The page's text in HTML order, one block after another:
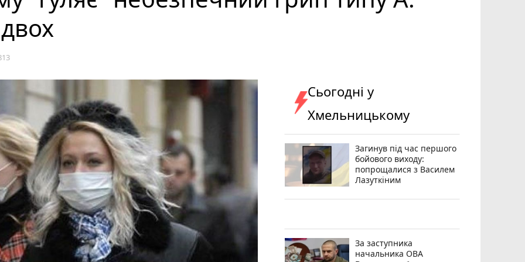
Сьогодні у
Хмельницькому
Загинув під час першого
бойового виходу:
попрощалися з Василем
Лазуткіним
За заступника
начальника ОВА